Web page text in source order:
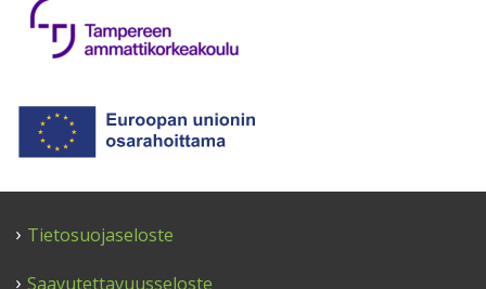
Tietosuojaseloste
Saavutettavuusseloste